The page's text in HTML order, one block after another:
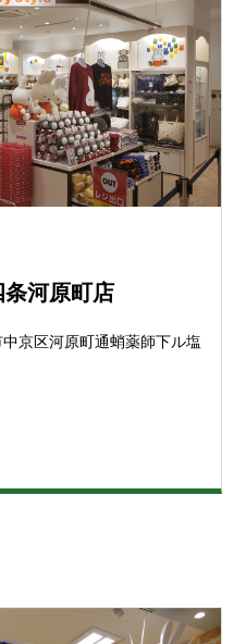
河原町店
京区河原町通蛸薬師下ル塩